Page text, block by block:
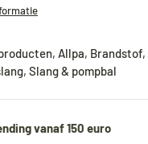
, Allpa, Brandstof,
, Slang & pompbal
vanaf 150 euro